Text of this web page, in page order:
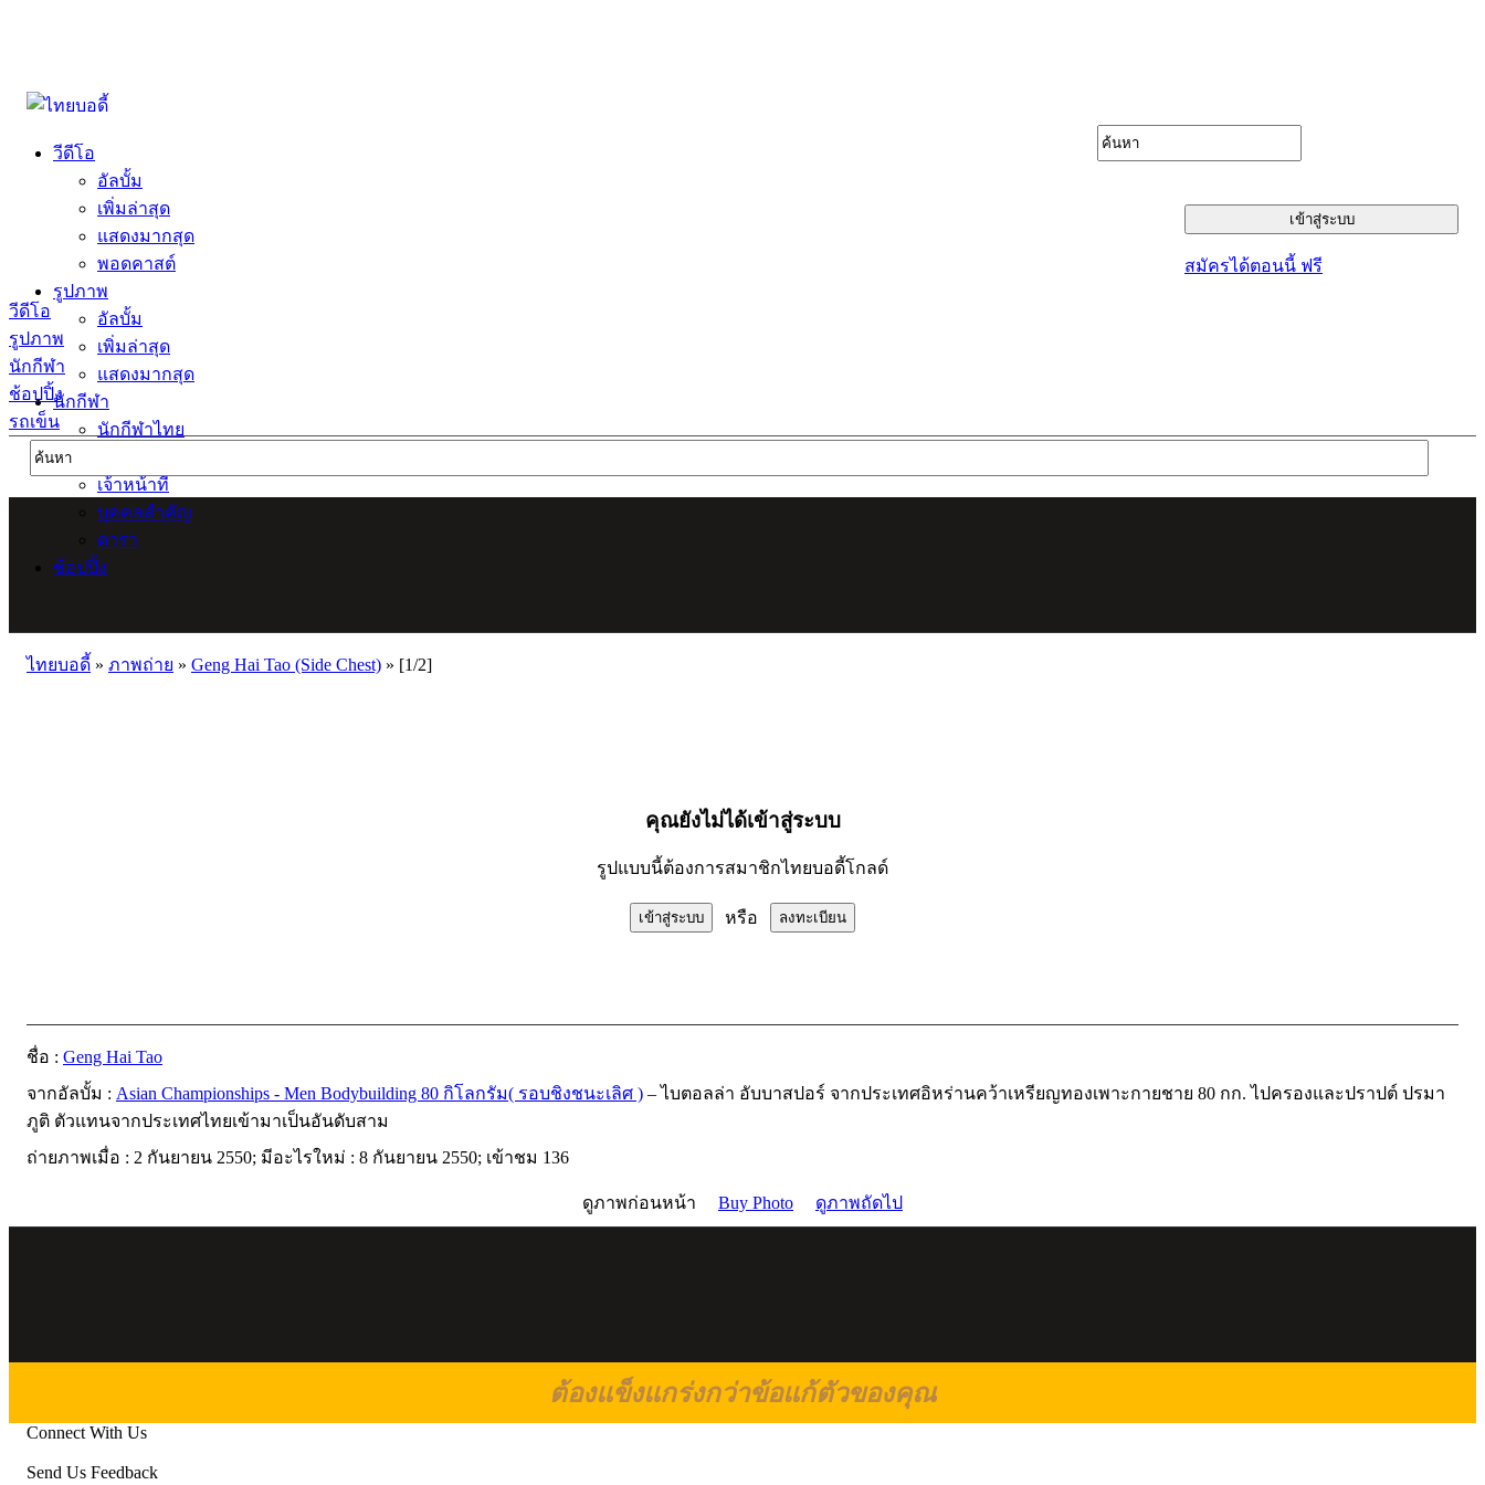
วีดีโอ
อัลบั้ม
เพิ่มล่าสุด
แสดงมากสุด
พอดคาสต์
รูปภาพ
อัลบั้ม
เพิ่มล่าสุด
แสดงมากสุด
นักกีฬา
นักกีฬาไทย
เจ้าหน้าที่
บุคคลสำคัญ
ดารา
ช้อปปิ้ง
สมัครได้ตอนนี้ ฟรี
วีดีโอ
รูปภาพ
นักกีฬา
ช้อปปิ้ง
รถเข็น
ไทยบอดี้ » ภาพถ่าย » Geng Hai Tao (Side Chest) » [1/2]
คุณยังไม่ได้เข้าสู่ระบบ
รูปแบบนี้ต้องการสมาชิกไทยบอดี้โกลด์
หรือ
ชื่อ : Geng Hai Tao
จากอัลบั้ม : Asian Championships - Men Bodybuilding 80 กิโลกรัม( รอบชิงชนะเลิศ ) – ไบตอลล่า อับบาสปอร์ จากประเทศอิหร่านคว้าเหรียญทองเพาะกายชาย 80 กก. ไปครองและปราปต์ ปรมา
ภูติ ตัวแทนจากประเทศไทยเข้ามาเป็นอันดับสาม
ถ่ายภาพเมื่อ : 2 กันยายน 2550; มีอะไรใหม่ : 8 กันยายน 2550; เข้าชม 136
ดูภาพก่อนหน้า Buy Photo ดูภาพถัดไป
ต้องแข็งแกร่งกว่าข้อแก้ตัวของคุณ
Connect With Us
Send Us Feedback